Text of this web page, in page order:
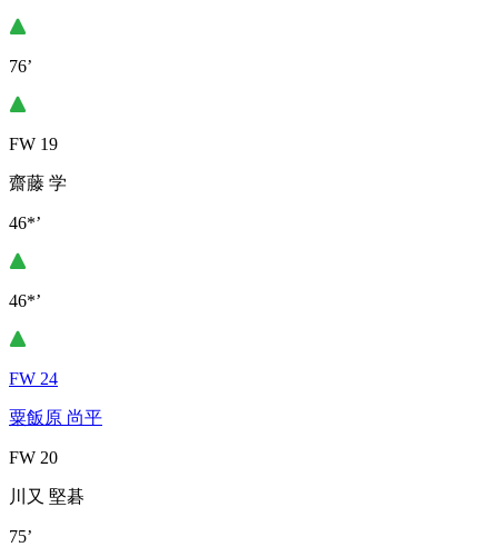
76’
FW 19
齋藤 学
46*’
46*’
FW 24
粟飯原 尚平
FW 20
川又 堅碁
75’